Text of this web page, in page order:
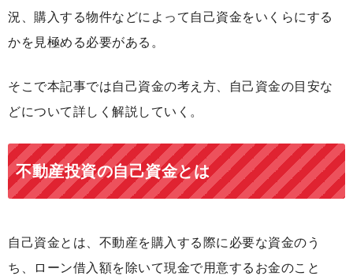
況、購入する物件などによって自己資金をいくらにする
かを見極める必要がある。
そこで本記事では自己資金の考え方、自己資金の目安な
どについて詳しく解説していく。
不動産投資の自己資金とは
自己資金とは、不動産を購入する際に必要な資金のう
ち、ローン借入額を除いて現金で用意するお金のこと